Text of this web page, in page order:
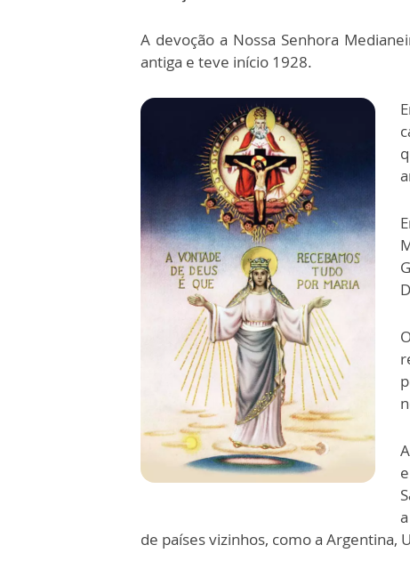
A devoção a Nossa Senhora
antiga e teve início 1928.
de países vizinhos, como a Argentina,